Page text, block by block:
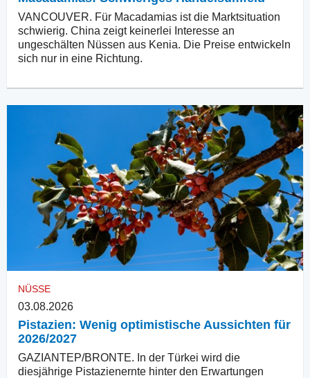
VANCOUVER. Für Macadamias ist die Marktsituation
schwierig. China zeigt keinerlei Interesse an
ungeschälten Nüssen aus Kenia. Die Preise entwickeln
sich nur in eine Richtung.
NÜSSE
03.08.2026
Pistazien: Wenig optimistische Aussichten für
2026/2027
GAZIANTEP/BRONTE. In der Türkei wird die
diesjährige Pistazienernte hinter den Erwartungen